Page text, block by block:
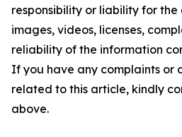
responsibility or liability for
images, videos, licenses,
reliability of the information
If you have any complaints or
related to this article, kindly
above.